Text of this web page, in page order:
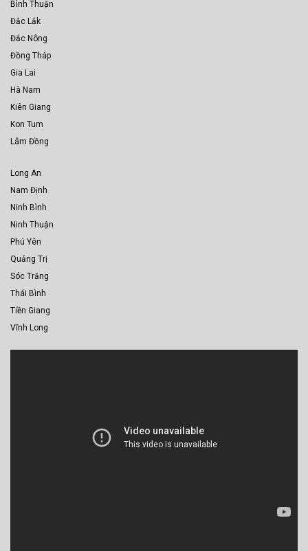
Bình Thuận
Đắc Lắk
Đắc Nông
Đồng Tháp
Gia Lai
Hà Nam
Kiên Giang
Kon Tum
Lâm Đồng
Long An
Nam Định
Ninh Bình
Ninh Thuận
Phú Yên
Quảng Trị
Sóc Trăng
Thái Bình
Tiền Giang
Vĩnh Long